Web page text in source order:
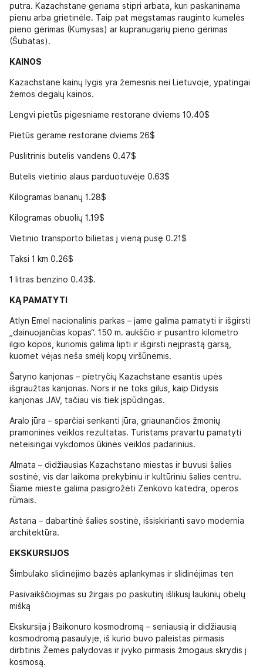
putra. Kazachstane geriama stipri arbata, kuri paskaninama
pienu arba grietinėle. Taip pat mėgstamas rauginto kumelės
pieno gėrimas (Kumysas) ar kupranugarių pieno gėrimas
(Šubatas).
KAINOS
Kazachstane kainų lygis yra žemesnis nei Lietuvoje, ypatingai
žemos degalų kainos.
Lengvi pietūs pigesniame restorane dviems 10.40$
Pietūs gerame restorane dviems 26$
Puslitrinis butelis vandens 0.47$
Butelis vietinio alaus parduotuvėje 0.63$
Kilogramas bananų 1.28$
Kilogramas obuolių 1.19$
Vietinio transporto bilietas į vieną pusę 0.21$
Taksi 1 km 0.26$
1 litras benzino 0.43$.
KĄ PAMATYTI
Atlyn Emel nacionalinis parkas – jame galima pamatyti ir išgirsti
„dainuojančias kopas“. 150 m. aukščio ir pusantro kilometro
ilgio kopos, kuriomis galima lipti ir išgirsti neįprastą garsą,
kuomet vėjas neša smėlį kopų viršūnėmis.
Šaryno kanjonas – pietryčių Kazachstane esantis upės
išgraužtas kanjonas. Nors ir ne toks gilus, kaip Didysis
kanjonas JAV, tačiau vis tiek įspūdingas.
Aralo jūra – sparčiai senkanti jūra, griaunančios žmonių
pramoninės veiklos rezultatas. Turistams pravartu pamatyti
neteisingai vykdomos ūkinės veiklos padarinius.
Almata – didžiausias Kazachstano miestas ir buvusi šalies
sostinė, vis dar laikoma prekybiniu ir kultūriniu šalies centru.
Šiame mieste galima pasigrožėti Zenkovo katedra, operos
rūmais.
Astana – dabartinė šalies sostinė, išsiskirianti savo modernia
architektūra.
EKSKURSIJOS
Šimbulako slidinėjimo bazės aplankymas ir slidinėjimas ten
Pasivaikščiojimas su žirgais po paskutinį išlikusį laukinių obelų
mišką
Ekskursija į Baikonuro kosmodromą – seniausią ir didžiausią
kosmodromą pasaulyje, iš kurio buvo paleistas pirmasis
dirbtinis Žemės palydovas ir įvyko pirmasis žmogaus skrydis į
kosmosą.